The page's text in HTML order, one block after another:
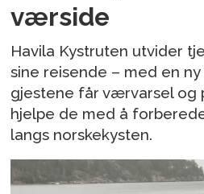
værside
Havila Kystruten utvider
sine reisende – med en
gjestene får værvarsel og
hjelpe de med å
langs norskekysten.